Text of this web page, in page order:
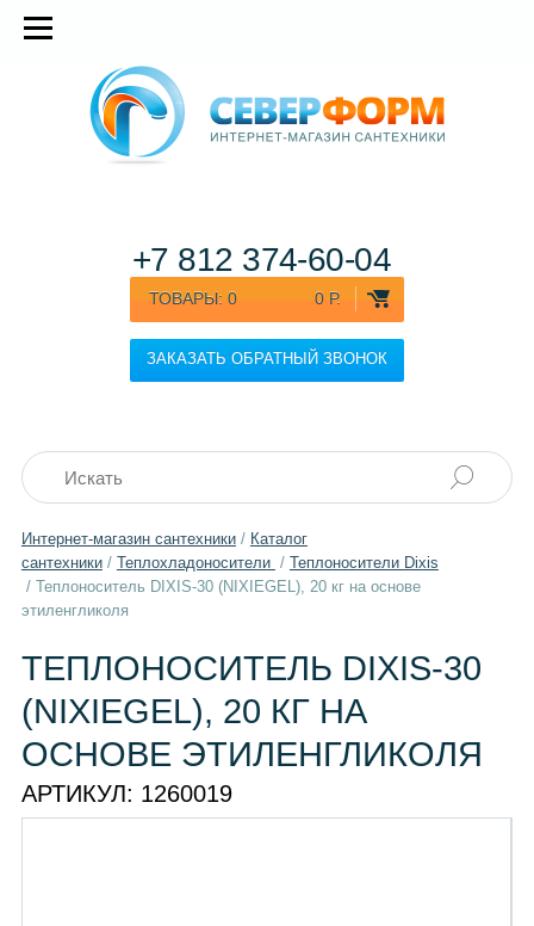
ТОВАРЫ: 0 0 Р.
ЗАКАЗАТЬ ОБРАТНЫЙ ЗВОНОК
+7 812 374-60-04
Интернет-магазин сантехники/ Каталог
сантехники/ Теплохладоносители / Теплоносители Dixis
/ Теплоноситель DIXIS-30 (NIXIEGEL), 20 кг на основе
этиленгликоля
ТЕПЛОНОСИТЕЛЬ DIXIS-30
(NIXIEGEL), 20 КГ НА
ОСНОВЕ ЭТИЛЕНГЛИКОЛЯ
АРТИКУЛ: 1260019